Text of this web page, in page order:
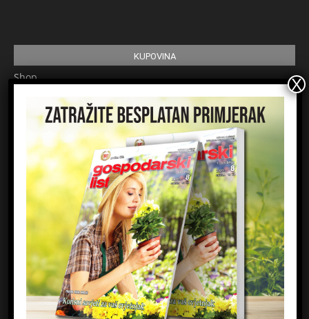
KUPOVINA
Shop
Pretplata
Uvjeti korištenja
Prijavite se na newsletter
Email